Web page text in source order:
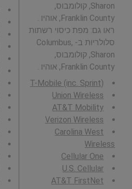
Sharon, קולומבוס,
Franklin County, אוהיו .
ראו גם: מפת כיסוי רשתות
סלולריות ב- Columbus,
Sharon, קולומבוס,
Franklin County, אוהיו .
T-Mobile (inc. Sprint)
Union Wireless
AT&T Mobility
Verizon Wireless
Carolina West
Wireless
Cellular One
U.S. Cellular
AT&T FirstNet